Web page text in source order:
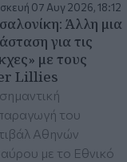
07 Αυγ 2026, 18:12
Άλλη μια
για τις
με τους
Lillies
του
Αθηνών
με το Εθνικό